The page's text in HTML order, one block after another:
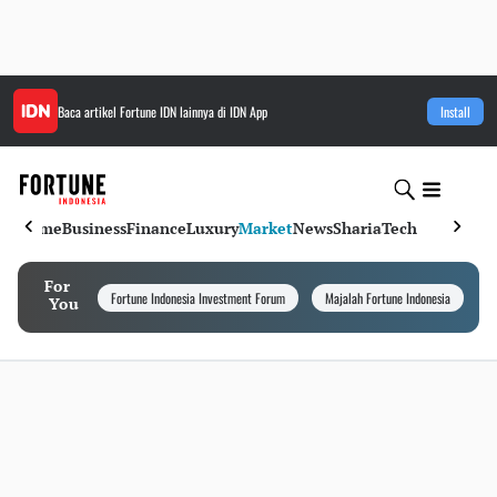
Baca artikel Fortune IDNlainnya di IDN App Install
HomeBusinessFinanceLuxuryMarketNewsShariaTech
For
You
Fortune Indonesia Investment Forum Majalah Fortune Indonesia